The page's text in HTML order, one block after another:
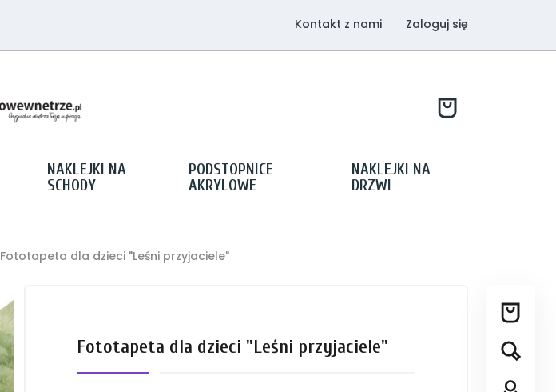
Kontakt z nami Zaloguj się
NAKLEJKI NA
SCHODY
PODSTOPNICE
AKRYLOWE
NAKLEJKI NA
DRZWI
Fototapeta dla dzieci "Leśni przyjaciele"
Fototapeta dla dzieci "Leśni przyjaciele"